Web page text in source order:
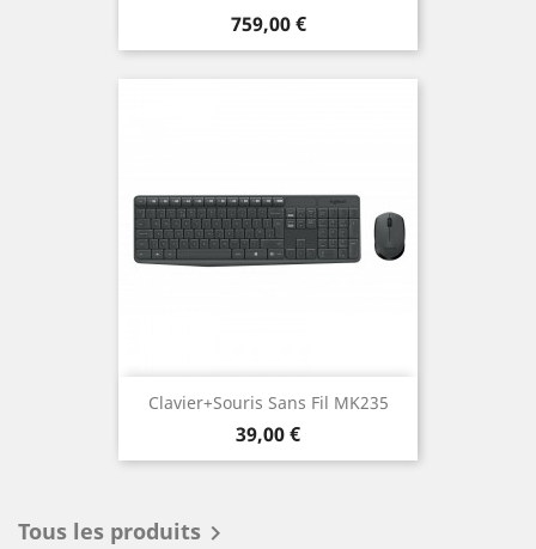
Prix
759,00 €
Clavier+Souris Sans Fil MK235
Prix
39,00 €
Tous les produits 